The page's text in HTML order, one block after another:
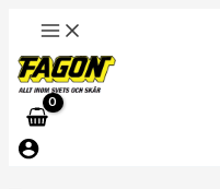
innehåll
800x400x200
mm